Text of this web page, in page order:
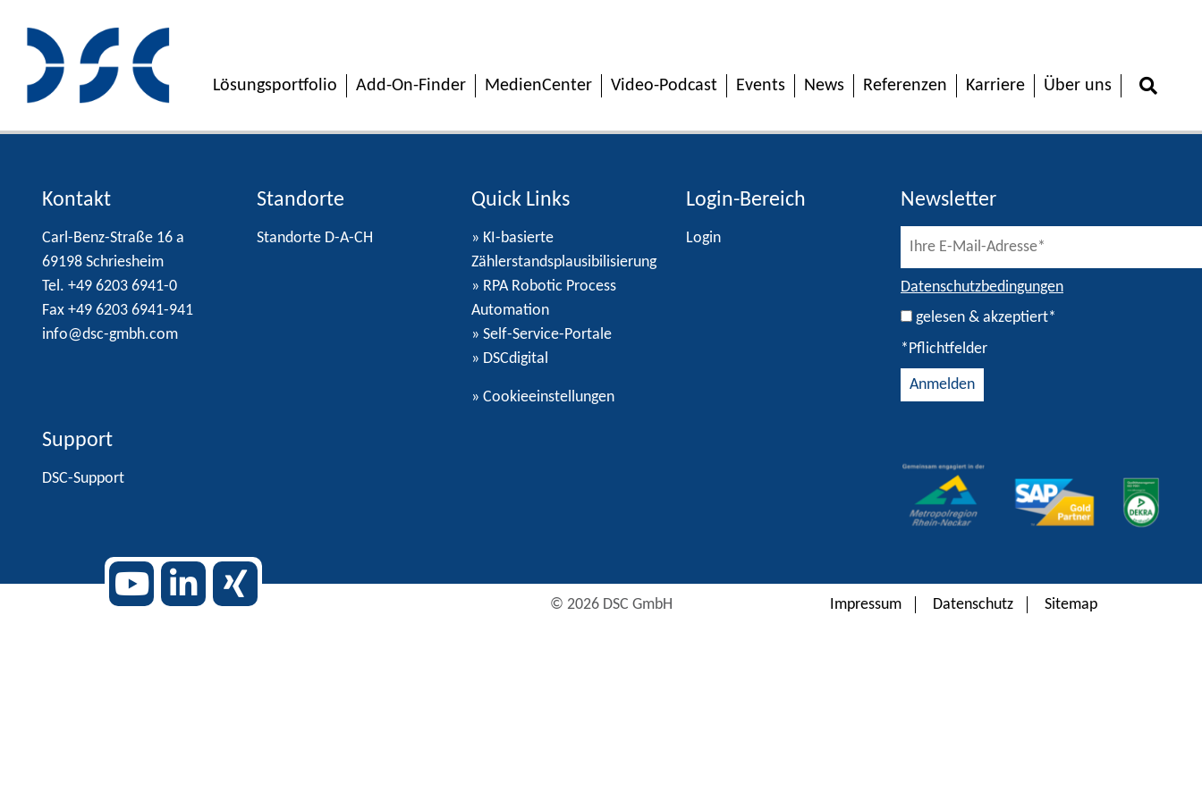
Lösungsportfolio Add-On-Finder MedienCenter Video-Podcast Events News Referenzen Karriere Über uns
Kontakt
Carl-Benz-Straße 16 a
69198 Schriesheim
Tel. +49 6203 6941-0
Fax +49 6203 6941-941
info@dsc-gmbh.com
Standorte
Standorte D-A-CH
Quick Links
» KI-basierte
Zählerstandsplausibilisierung
» RPA Robotic Process
Automation
» Self-Service-Portale
» DSCdigital
» Cookieeinstellungen
Login-Bereich
Login
Newsletter
Datenschutzbedingungen
gelesen & akzeptiert*
*Pflichtfelder
Support
DSC-Support
© 2026 DSC GmbH Impressum Datenschutz Sitemap